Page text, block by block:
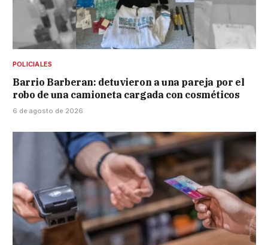
POLICIALES
Barrio Barberan: detuvieron a una pareja por el
robo de una camioneta cargada con cosméticos
6 de agosto de 2026